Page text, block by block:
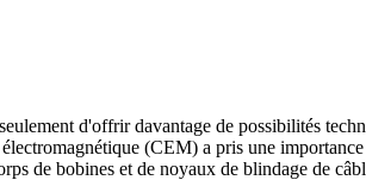
d'offrir davantage de possibilités
(CEM) a pris une
de bobines et de noyaux de blindage de